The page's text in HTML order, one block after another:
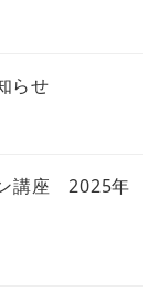
らせ
講座 2025年